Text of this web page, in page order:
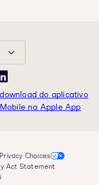
LinkedIn
Choices
Act Statement